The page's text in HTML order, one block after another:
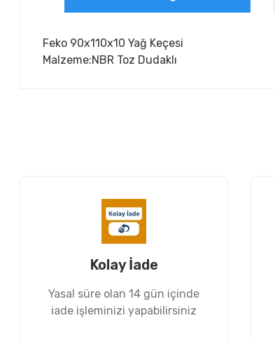
Feko 90x110x10 Yağ Keçesi
Malzeme:NBR Toz Dudaklı
Ürün fiyatı diğer sitelerden daha pahalı.
Kolay İade
Yasal süre olan 14 gün içinde
iade işleminizi yapabilirsiniz